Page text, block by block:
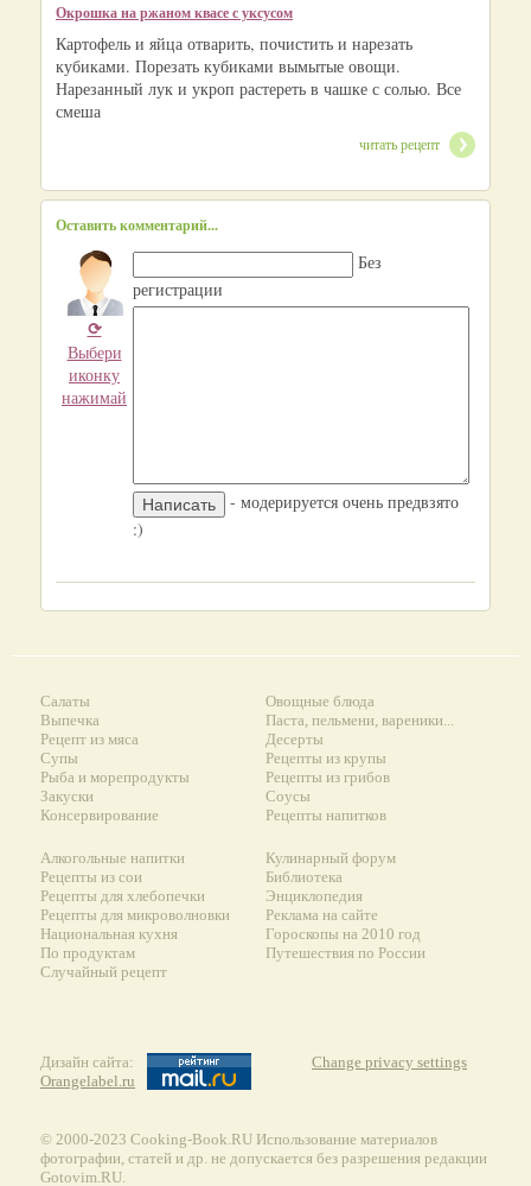
Окрошка на ржаном квасе с уксусом
Картофель и яйца отварить, почистить и нарезать
кубиками. Порезать кубиками вымытые овощи.
Нарезанный лук и укроп растереть в чашке с солью. Все
смеша
читать рецепт
Оставить комментарий...
⟳
Выбери
иконку
нажимай
Без
регистрации
- модерируется очень предвзято
:)
Салаты
Выпечка
Рецепт из мяса
Супы
Рыба и морепродукты
Закуски
Консервирование
Овощные блюда
Паста, пельмени, вареники...
Десерты
Рецепты из крупы
Рецепты из грибов
Соусы
Рецепты напитков
Алкогольные напитки
Рецепты из сои
Рецепты для хлебопечки
Рецепты для микроволновки
Национальная кухня
По продуктам
Случайный рецепт
Кулинарный форум
Библиотека
Энциклопедия
Реклама на сайте
Гороскопы на 2010 год
Путешествия по России
Дизайн сайта:
Orangelabel.ru
Change privacy settings
© 2000-2023 Сooking-Book.RU Использование материалов
фотографии, статей и др. не допускается без разрешения редакции
Gotovim.RU.